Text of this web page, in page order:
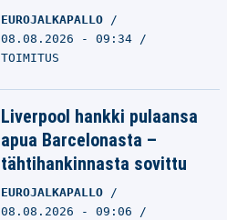
EUROJALKAPALLO
08.08.2026 - 09:34
TOIMITUS
Liverpool hankki pulaansa
apua Barcelonasta –
tähtihankinnasta sovittu
EUROJALKAPALLO
08.08.2026 - 09:06